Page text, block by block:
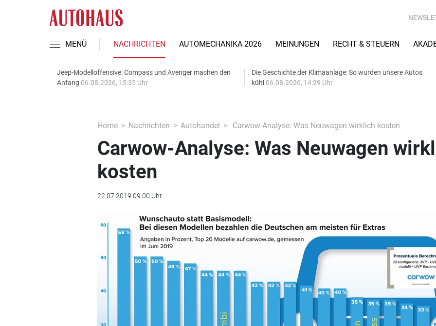
MENÜ NACHRICHTEN AUTOMECHANIKA 2026 MEINUNGEN RECHT & STEUERN
Jeep-Modelloffensive: Compass und Avenger machen den
Anfang 06.08.2026, 15:35 Uhr
Die Geschichte der Klimaanlage: So wurden unsere Autos
kühl 06.08.2026, 14:29 Uhr
Home Nachrichten Autohandel Carwow-Analyse: Was Neuwagen wirklich kosten
Carwow-Analyse: Was Neuwagen
kosten
22.07.2019 09:00 Uhr